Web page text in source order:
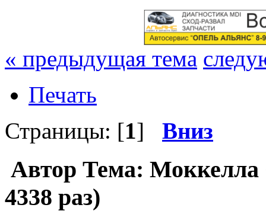
« предыдущая тема
Печать
Страницы: [1] Вниз
Автор Тема:
4338 раз)